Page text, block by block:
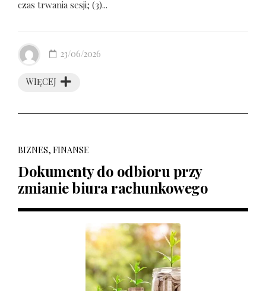
czas trwania sesji; (3)...
WIĘCEJ
23/06/2026
BIZNES, FINANSE
Dokumenty do odbioru przy
zmianie biura rachunkowego